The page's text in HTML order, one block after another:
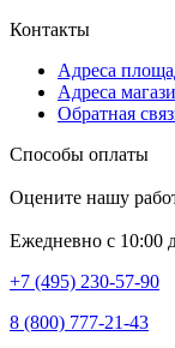
Контакты
Адреса
Адреса
Обратная
Способы оплаты
Оцените нашу
Ежедневно с 10:00
+7 (495) 230-57-90
8 (800) 777-21-43